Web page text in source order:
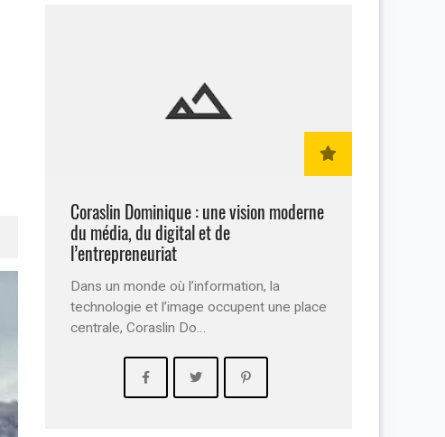
Coraslin Dominique : une vision moderne
du média, du digital et de
l’entrepreneuriat
Dans un monde où l’information, la
technologie et l’image occupent une place
centrale, Coraslin Do…